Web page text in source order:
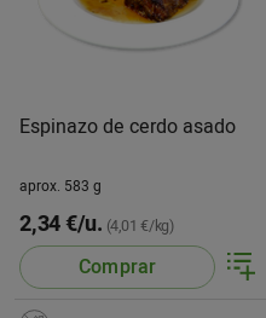
Espinazo de cerdo asado
aprox. 583 g
2,34 €/u. (4,01 €/kg)
Comprar